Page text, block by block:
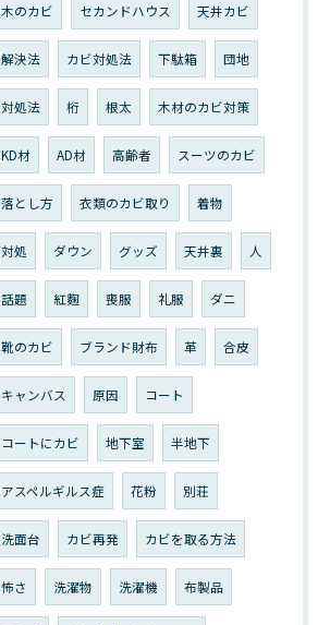
木のカビ セカンドハウス 天井カビ
解決法 カビ対処法 下駄箱 団地
対処法 桁 根太 木材のカビ対策
KD材 AD材 高齢者 スーツのカビ
落とし方 衣類のカビ取り 着物
対処 ダウン グッズ 天井裏 人
話題 紅麴 喪服 礼服 ダニ
靴のカビ ブランド財布 革 合皮
キャンバス 原因 コート
コートにカビ 地下室 半地下
アスペルギルス症 花粉 別荘
洗面台 カビ再発 カビを取る方法
怖さ 洗濯物 洗濯機 布製品